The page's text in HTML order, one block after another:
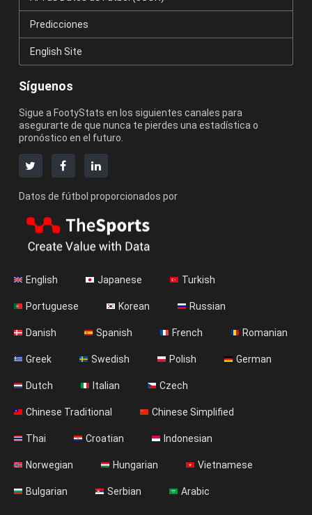
Predicciones
English Site
Síguenos
Sigue a FootyStats en los siguientes canales para
asegurarte de que nunca te pierdes una estadística o
pronóstico en el futuro.
Datos de fútbol proporcionados por
English Japanese Turkish
Portuguese Korean Russian
Danish Spanish French Romanian
Greek Swedish Polish German
Dutch Italian Czech
Chinese Traditional Chinese Simplified
Thai Croatian Indonesian
Norwegian Hungarian Vietnamese
Bulgarian Serbian Arabic